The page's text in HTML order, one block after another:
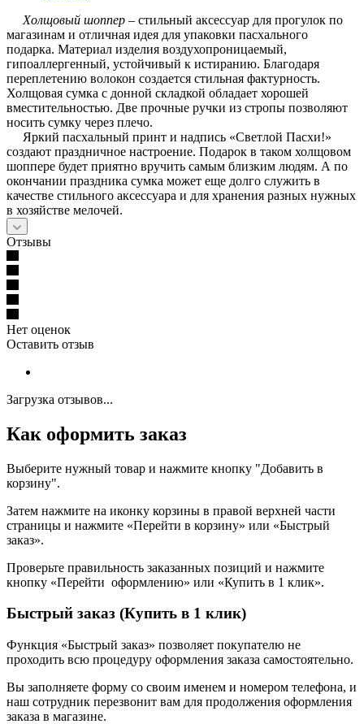
Холщовый шоппер – стильный аксессуар для прогулок по
магазинам и отличная идея для упаковки пасхального
подарка. Материал изделия воздухопроницаемый,
гипоаллергенный, устойчивый к истиранию. Благодаря
переплетению волокон создается стильная фактурность.
Холщовая сумка с донной складкой обладает хорошей
вместительностью. Две прочные ручки из стропы позволяют
носить сумку через плечо.
Яркий пасхальный принт и надпись «Светлой Пасхи!»
создают праздничное настроение. Подарок в таком холщовом
шоппере будет приятно вручить самым близким людям. А по
окончании праздника сумка может еще долго служить в
качестве стильного аксессуара и для хранения разных нужных
в хозяйстве мелочей.
Отзывы
Нет оценок
Оставить отзыв
Загрузка отзывов...
Как оформить заказ
Выберите нужный товар и нажмите кнопку "Добавить в
корзину".
Затем нажмите на иконку корзины в правой верхней части
страницы и нажмите «Перейти в корзину» или «Быстрый
заказ».
Проверьте правильность заказанных позиций и нажмите
кнопку «Перейти оформлению» или «Купить в 1 клик».
Быстрый заказ (Купить в 1 клик)
Функция «Быстрый заказ» позволяет покупателю не
проходить всю процедуру оформления заказа самостоятельно.
Вы заполняете форму со своим именем и номером телефона, и
наш сотрудник перезвонит вам для продолжения оформления
заказа в магазине.